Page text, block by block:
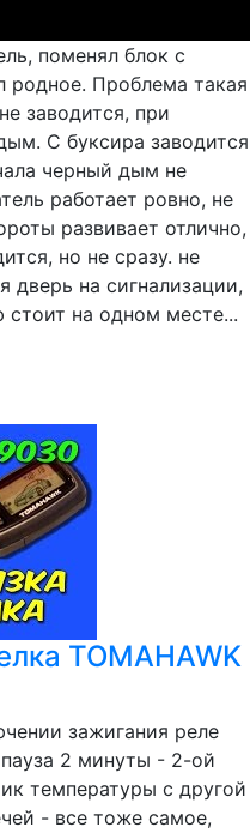
поменял блок с
родное. Проблема такая
заводится, при
С буксира заводится
черный дым не
работает ровно, не
развивает отлично,
но не сразу. не
дверь на сигнализации,
стоит на одном месте...
TOMAHAWK
зажигания реле
2 минуты - 2-ой
температуры с другой
- все тоже самое,